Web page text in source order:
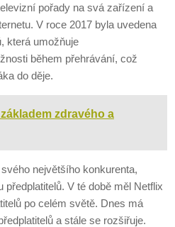
pořady na svá zařízení a
V roce 2017 byla uvedena
která umožňuje
během přehrávání, což
do děje.
zdravého a
největšího konkurenta,
V té době měl Netflix
po celém světě. Dnes má
a stále se rozšiřuje.